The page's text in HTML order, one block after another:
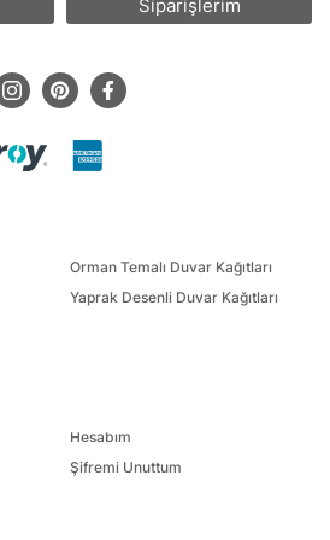
Orman Temalı Duvar Kağıtları
Yaprak Desenli Duvar Kağıtları
Hesabım
Şifremi Unuttum
Siparişlerim